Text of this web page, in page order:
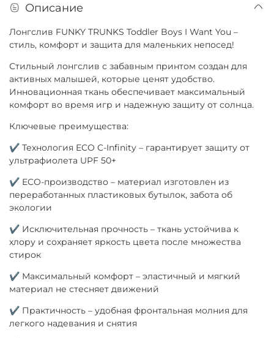
Описание
Лонгслив FUNKY TRUNKS Toddler Boys I Want You –
стиль, комфорт и защита для маленьких непосед!
Стильный лонгслив с забавным принтом создан для
активных малышей, которые ценят удобство.
Инновационная ткань обеспечивает максимальный
комфорт во время игр и надежную защиту от солнца.
Ключевые преимущества:
✔ Технология ECO C-Infinity – гарантирует защиту от
ультрафиолета UPF 50+
✔ ECO-производство – материал изготовлен из
переработанных пластиковых бутылок, забота об
экологии
✔ Исключительная прочность – ткань устойчива к
хлору и сохраняет яркость цвета после множества
стирок
✔ Максимальный комфорт – эластичный и мягкий
материал не стесняет движений
✔ Практичность – удобная фронтальная молния для
легкого надевания и снятия